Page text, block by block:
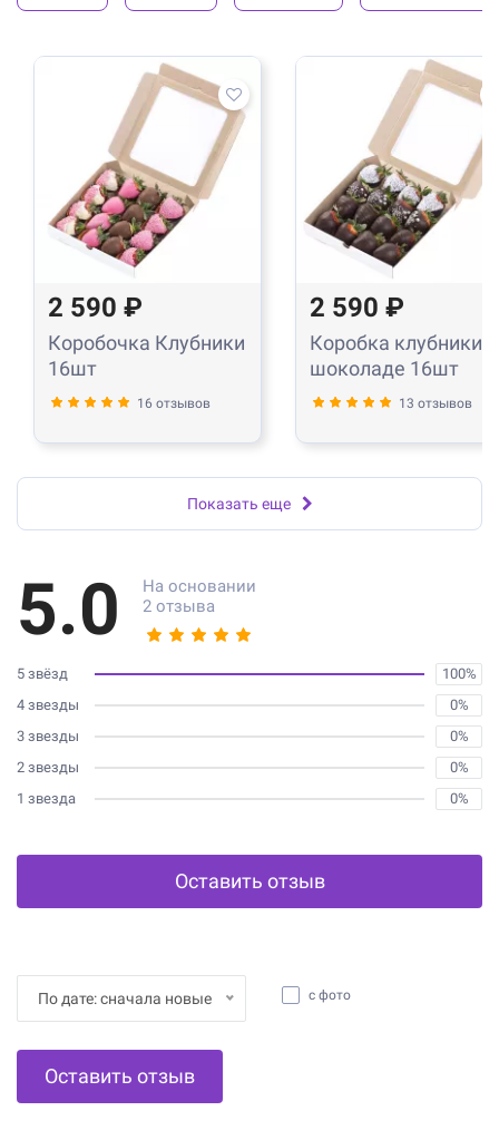
2 590 ₽
Коробочка Клубники
16шт
16 отзывов
2 590 ₽
Коробка клубники в
шоколаде 16шт
13 отзывов
Показать еще
5.0
На основании
2 отзыва
5 звёзд
100%
4 звезды
0%
3 звезды
0%
2 звезды
0%
1 звезда
0%
Оставить отзыв
По дате: сначала новые с фото
Оставить отзыв